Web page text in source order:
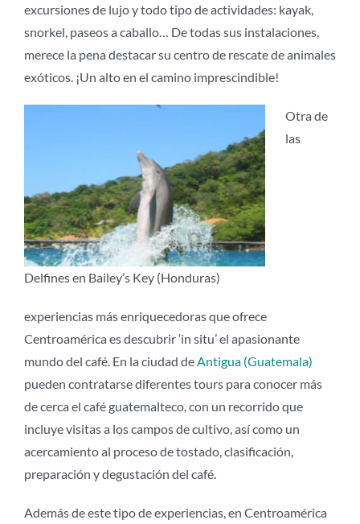
excursiones de lujo y todo tipo de actividades: kayak,
snorkel, paseos a caballo… De todas sus instalaciones,
merece la pena destacar su centro de rescate de animales
exóticos. ¡Un alto en el camino imprescindible!
Delfines en Bailey’s Key (Honduras)
Otra de
las
experiencias más enriquecedoras que ofrece
Centroamérica es descubrir ‘in situ’ el apasionante
mundo del café. En la ciudad de Antigua (Guatemala)
pueden contratarse diferentes tours para conocer más
de cerca el café guatemalteco, con un recorrido que
incluye visitas a los campos de cultivo, así como un
acercamiento al proceso de tostado, clasificación,
preparación y degustación del café.
Además de este tipo de experiencias, en Centroamérica